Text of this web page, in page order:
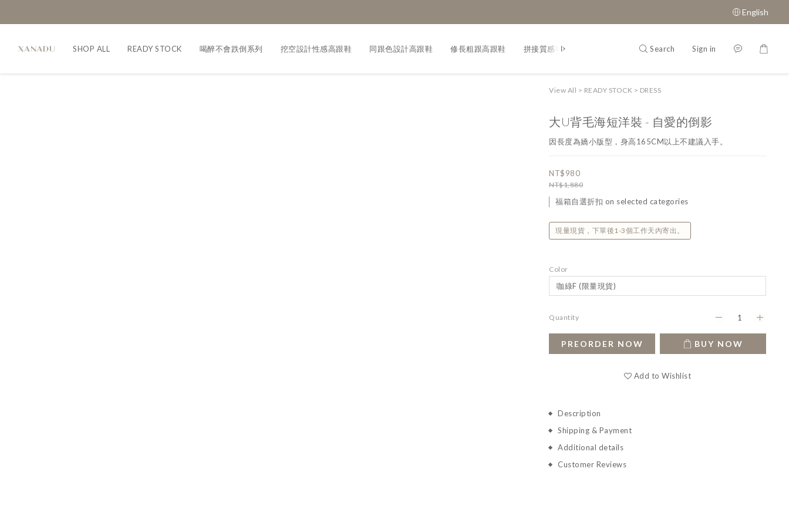
English
SHOP ALL READY STOCK 喝醉不會跌倒系列 挖空設計性感高跟鞋 同跟色設計高跟鞋 修長粗跟高跟鞋 拼接質感鞋款 Search Sign in
View All > READY STOCK > DRESS
大U背毛海短洋裝 - 自愛的倒影
因長度為嬌小版型，身高165CM以上不建議入手。
NT$980
NT$1,880
福箱自選折扣 on selected categories
現量現貨，下單後1-3個工作天內寄出。
Color
Quantity
PREORDER NOW BUY NOW
Add to Wishlist
Description
Shipping & Payment
Additional details
Customer Reviews